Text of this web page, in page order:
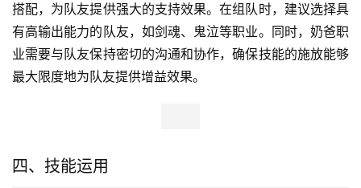
搭配，为队友提供强大的支持效果。在组队时，建议选择具
有高输出能力的队友，如剑魂、鬼泣等职业。同时，奶爸职
业需要与队友保持密切的沟通和协作，确保技能的施放能够
最大限度地为队友提供增益效果。
四、技能运用